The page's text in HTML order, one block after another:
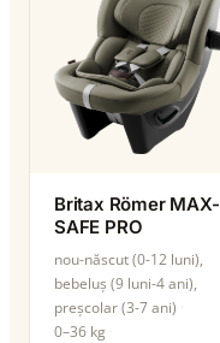
Britax Römer MAX-
SAFE PRO
nou-născut (0-12 luni),
bebeluș (9 luni-4 ani),
preșcolar (3-7 ani)
0–36 kg